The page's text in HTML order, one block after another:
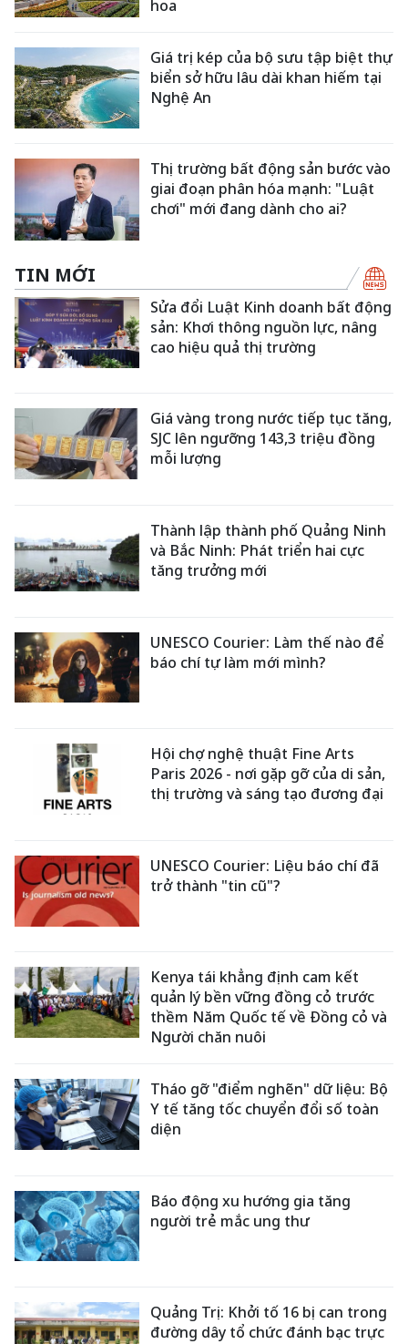
hoa
Giá trị kép của bộ sưu tập biệt thự
biển sở hữu lâu dài khan hiếm tại
Nghệ An
Thị trường bất động sản bước vào
giai đoạn phân hóa mạnh: "Luật
chơi" mới đang dành cho ai?
TIN MỚI
Sửa đổi Luật Kinh doanh bất động
sản: Khơi thông nguồn lực, nâng
cao hiệu quả thị trường
Giá vàng trong nước tiếp tục tăng,
SJC lên ngưỡng 143,3 triệu đồng
mỗi lượng
Thành lập thành phố Quảng Ninh
và Bắc Ninh: Phát triển hai cực
tăng trưởng mới
UNESCO Courier: Làm thế nào để
báo chí tự làm mới mình?
Hội chợ nghệ thuật Fine Arts
Paris 2026 - nơi gặp gỡ của di sản,
thị trường và sáng tạo đương đại
UNESCO Courier: Liệu báo chí đã
trở thành "tin cũ"?
Kenya tái khẳng định cam kết
quản lý bền vững đồng cỏ trước
thềm Năm Quốc tế về Đồng cỏ và
Người chăn nuôi
Tháo gỡ "điểm nghẽn" dữ liệu: Bộ
Y tế tăng tốc chuyển đổi số toàn
diện
Báo động xu hướng gia tăng
người trẻ mắc ung thư
Quảng Trị: Khởi tố 16 bị can trong
đường dây tổ chức đánh bạc trực